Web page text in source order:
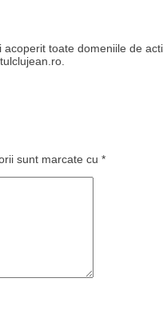
toate domeniile de
sunt marcate cu *